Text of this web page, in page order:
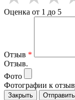
Оценка от 1 до 5
Отзыв *
Отзыв.
Фото
Фотографии к
Закрыть Отправить